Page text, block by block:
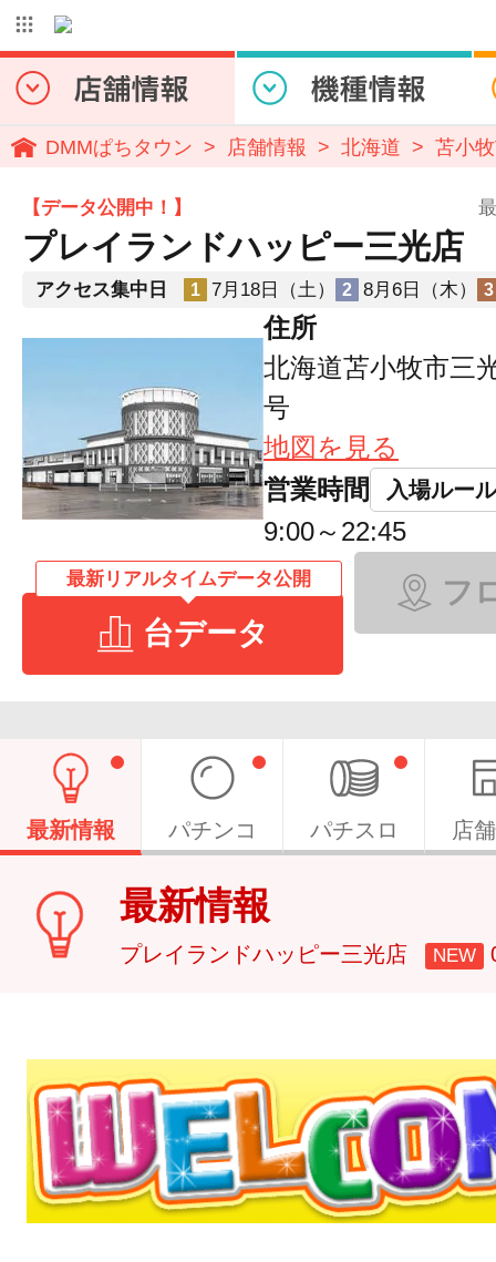
DMMぱちタウン 店舗情報 北海道 苫小
【データ公開中！】
プレイランドハッピー三光店
アクセス集中日 1 7月18日（土） 2 8月6日（木） 3
住所
北海道苫小牧市三
号
地図を見る
営業時間
入場ルール
9:00～22:45
最新リアルタイムデータ公開
台データ
フ
最新情報 パチンコ パチスロ 店
最新情報
プレイランドハッピー三光店 NEW